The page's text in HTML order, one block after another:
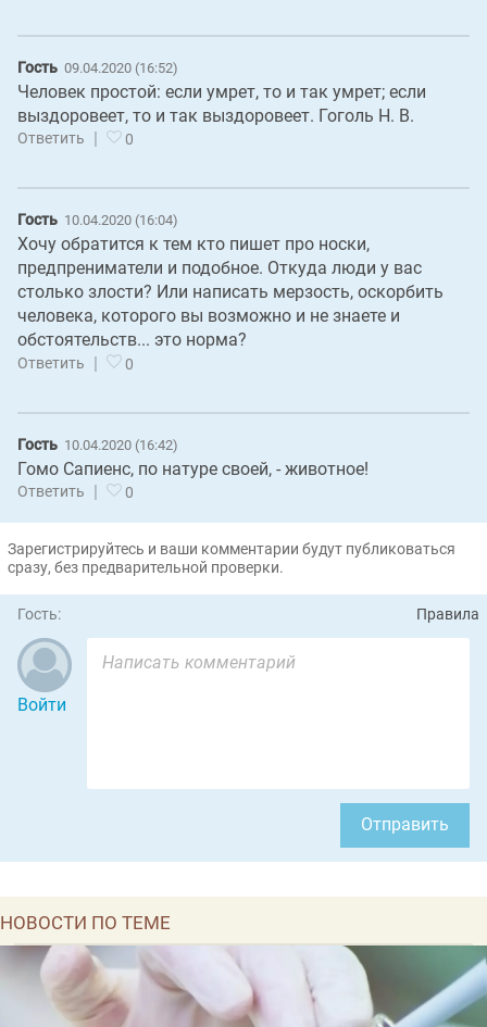
Гость 09.04.2020 (16:52)
Человек простой: если умрет, то и так умрет; если
выздоровеет, то и так выздоровеет. Гоголь Н. В.
Ответить 0
Гость 10.04.2020 (16:04)
Хочу обратится к тем кто пишет про носки,
предпрениматели и подобное. Откуда люди у вас
столько злости? Или написать мерзость, оскорбить
человека, которого вы возможно и не знаете и
обстоятельств... это норма?
Ответить | 0
Гость 10.04.2020 (16:42)
Гомо Сапиенс, по натуре своей, - животное!
Ответить | 0
Зарегистрируйтесь и ваши комментарии будут публиковаться
сразу, без предварительной проверки.
Гость: Правила
Войти
Отправить
НОВОСТИ ПО ТЕМЕ